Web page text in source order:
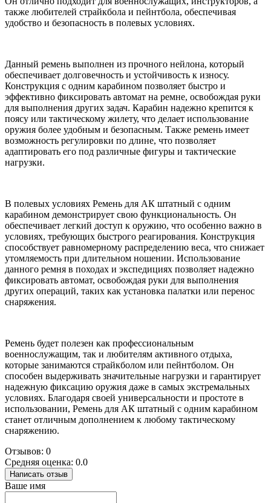
также любителей страйкбола и пейнтбола, обеспечивая
удобство и безопасность в полевых условиях.
Данный ремень выполнен из прочного нейлона, который
обеспечивает долговечность и устойчивость к износу.
Конструкция с одним карабином позволяет быстро и
эффективно фиксировать автомат на ремне, освобождая руки
для выполнения других задач. Карабин надежно крепится к
поясу или тактическому жилету, что делает использование
оружия более удобным и безопасным. Также ремень имеет
возможность регулировки по длине, что позволяет
адаптировать его под различные фигуры и тактические
нагрузки.
В полевых условиях Ремень для АК штатный с одним
карабином демонстрирует свою функциональность. Он
обеспечивает легкий доступ к оружию, что особенно важно в
условиях, требующих быстрого реагирования. Конструкция
способствует равномерному распределению веса, что снижает
утомляемость при длительном ношении. Использование
данного ремня в походах и экспедициях позволяет надежно
фиксировать автомат, освобождая руки для выполнения
других операций, таких как установка палатки или перенос
снаряжения.
Ремень будет полезен как профессиональным
военнослужащим, так и любителям активного отдыха,
которые занимаются страйкболом или пейнтболом. Он
способен выдерживать значительные нагрузки и гарантирует
надежную фиксацию оружия даже в самых экстремальных
условиях. Благодаря своей универсальности и простоте в
использовании, Ремень для АК штатный с одним карабином
станет отличным дополнением к любому тактическому
снаряжению.
Отзывов: 0
Средняя оценка: 0.0
Написать отзыв
Ваше имя